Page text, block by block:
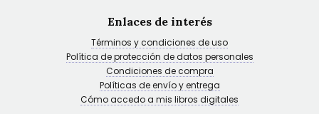
Enlaces de interés
Términos y condiciones de uso
Política de protección de datos personales
Condiciones de compra
Políticas de envío y entrega
Cómo accedo a mis libros digitales